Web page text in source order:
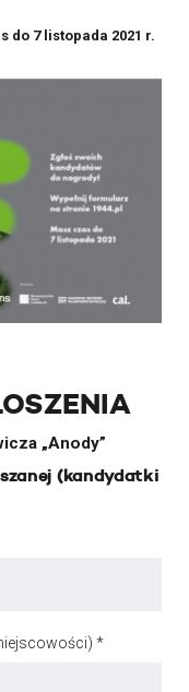
do 7 listopada 2021 r.
„Anody”
(kandydatki
*